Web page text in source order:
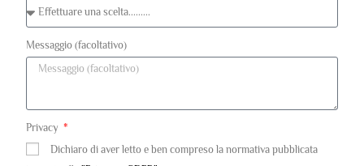
Messaggio (facoltativo)
Privacy
Dichiaro di aver letto e ben compreso la normativa pubblicata